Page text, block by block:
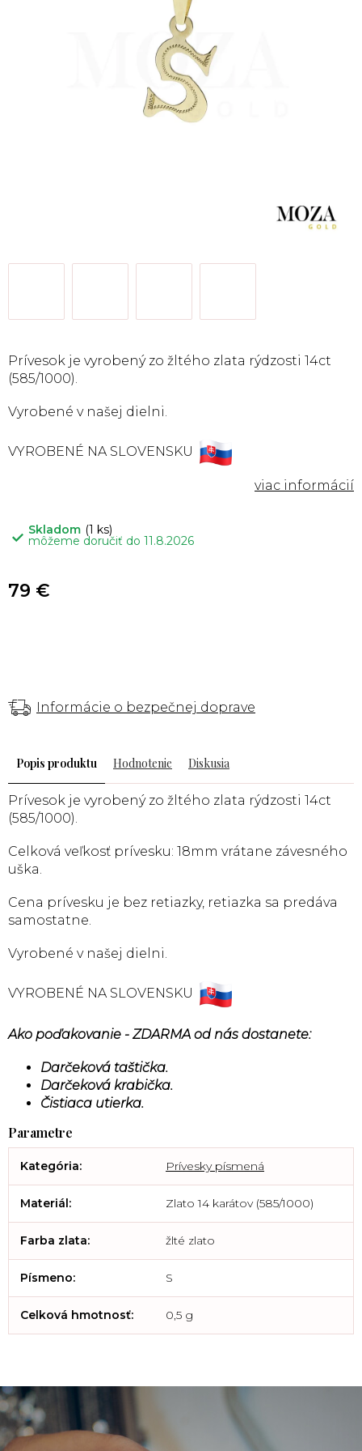
Skladom (1 ks)
môžeme doručiť do 11.8.2026
Prívesok je vyrobený zo žltého zlata rýdzosti 14ct
(585/1000).
Vyrobené v našej dielni.
VYROBENÉ NA SLOVENSKU
Informácie o bezpečnej doprave
79 €
Popis Hodnotenie Diskusia
Prívesok je vyrobený zo žltého zlata rýdzosti 14ct
(585/1000).
Celková veľkosť prívesku: 18mm vrátane závesného
uška.
Cena prívesku je bez retiazky, retiazka sa predáva
samostatne.
Vyrobené v našej dielni.
VYROBENÉ NA SLOVENSKU
Ako poďakovanie - ZDARMA od nás dostanete:
Darčeková taštička.
Darčeková krabička.
Čistiaca utierka.
Kategória: Prívesky písmená
Materiál: Zlato 14 karátov (585/1000)
Farba zlata: žlté zlato
Písmeno: S
Celková hmotnosť: 0,5 g